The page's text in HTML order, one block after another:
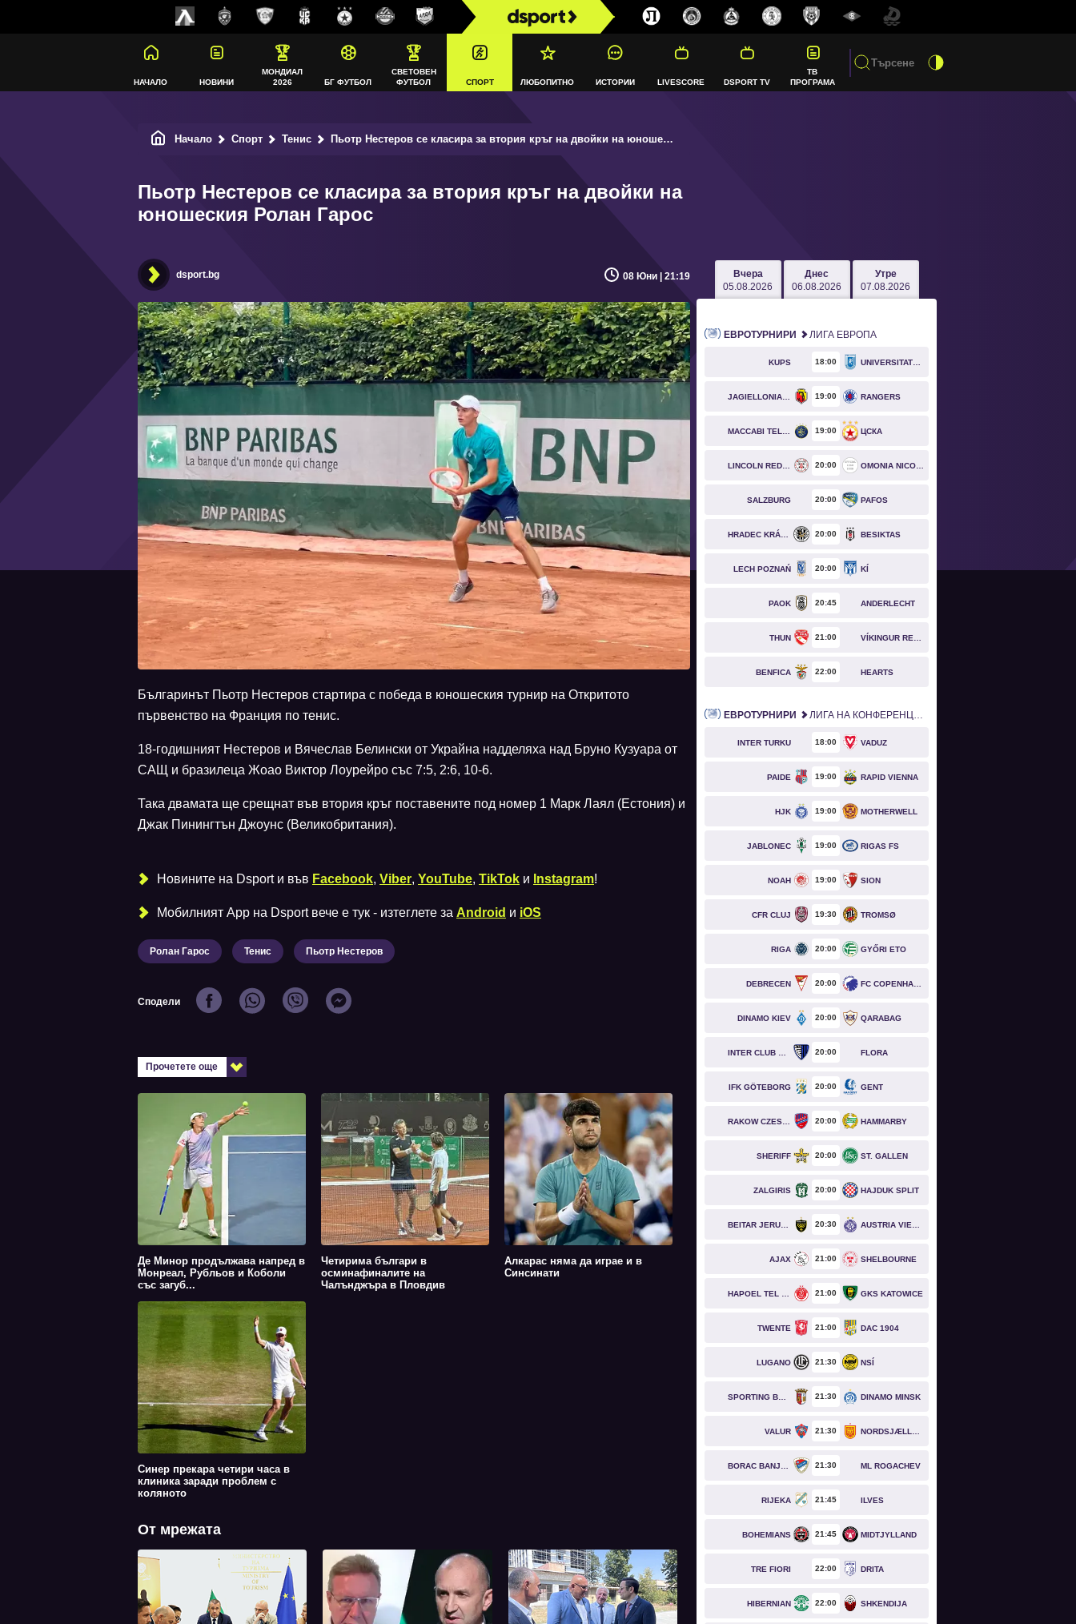
НАЧАЛО НОВИНИ
МОНДИАЛ
2026
БГ ФУТБОЛ
СВЕТОВЕН
ФУТБОЛ
СПОРТ ЛЮБОПИТНО ИСТОРИИ LIVESCORE DSPORT TV
ТВ
ПРОГРАМА
Начало Спорт Тенис Пьотр Нестеров се класира за втория кръг на двойки на юношеския Ролан Гарос
Пьотр Нестеров се класира за втория кръг на двойки на
юношеския Ролан Гарос
dsport.bg 08 Юни | 21:19
Българинът Пьотр Нестеров стартира с победа в юношеския турнир на Откритото
първенство на Франция по тенис.
18-годишният Нестеров и Вячеслав Белински от Украйна надделяха над Бруно Кузуара от
САЩ и бразилеца Жоао Виктор Лоурейро със 7:5, 2:6, 10-6.
Така двамата ще срещнат във втория кръг поставените под номер 1 Марк Лаял (Естония) и
Джак Пинингтън Джоунс (Великобритания).
Новините на Dsport и във Facebook, Viber, YouTube, TikTok и Instagram!
Мобилният Аpp на Dsport вече е тук - изтеглете за Android и iOS
Ролан Гарос Тенис Пьотр Нестеров
Сподели
Прочетете още
Де Минор продължава напред в
Монреал, Рубльов и Коболи
със загуб...
Четирима българи в
осминафиналите на
Чалънджъра в Пловдив
Алкарас няма да играе и в
Синсинати
Синер прекара четири часа в
клиника заради проблем с
коляното
От мрежата
Вчера
05.08.2026
Днес
06.08.2026
Утре
07.08.2026
ЕВРОТУРНИРИ ЛИГА ЕВРОПА
KUPS 18 00
19 00 RANGERS
19 00 ЦСКА
20 00
SALZBURG 20 00 PAFOS
20 00 BESIKTAS
LECH POZNAŃ 20 00 KÍ
PAOK 20 45 ANDERLECHT
THUN 21 00
BENFICA 22 00 HEARTS
ЕВРОТУРНИРИ ЛИГА НА КОНФЕРЕНЦИИТЕ
INTER TURKU 18 00 VADUZ
PAIDE 19 00 RAPID VIENNA
HJK 19 00 MOTHERWELL
JABLONEC 19 00 RIGAS FS
NOAH 19 00 SION
CFR CLUJ 19 30 TROMSØ
RIGA 20 00 GYŐRI ETO
DEBRECEN 20 00
DINAMO KIEV 20 00 QARABAG
20 00 FLORA
IFK GÖTEBORG 20 00 GENT
20 00 HAMMARBY
SHERIFF 20 00 ST. GALLEN
ZALGIRIS 20 00 HAJDUK SPLIT
20 30
AJAX 21 00 SHELBOURNE
21 00 GKS KATOWICE
TWENTE 21 00 DAC 1904
LUGANO 21 30 NSÍ
21 30 DINAMO MINSK
VALUR 21 30
21 30 ML ROGACHEV
RIJEKA 21 45 ILVES
BOHEMIANS 21 45 MIDTJYLLAND
TRE FIORI 22 00 DRITA
HIBERNIAN 22 00 SHKENDIJA